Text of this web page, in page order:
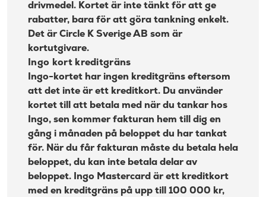
drivmedel. Kortet är inte tänkt för att ge
rabatter, bara för att göra tankning enkelt.
Det är Circle K Sverige AB som är
kortutgivare.
Ingo kort kreditgräns
Ingo-kortet har ingen kreditgräns eftersom
att det inte är ett kreditkort. Du använder
kortet till att betala med när du tankar hos
Ingo, sen kommer fakturan hem till dig en
gång i månaden på beloppet du har tankat
för. När du får fakturan måste du betala hela
beloppet, du kan inte betala delar av
beloppet. Ingo Mastercard är ett kreditkort
med en kreditgräns på upp till 100 000 kr,